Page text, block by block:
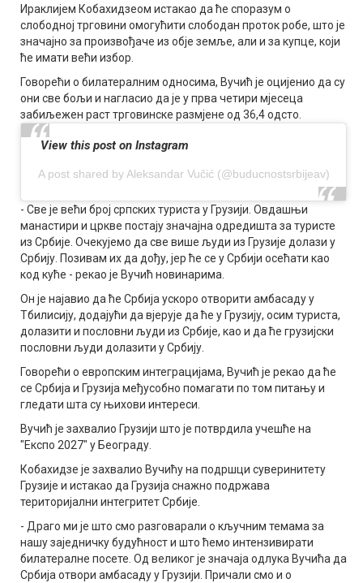
Ираклијем Кобахидзеом истакао да ће споразум о
слободној трговини омогућити слободан проток робе, што је
значајно за произвођаче из обје земље, али и за купце, који
ће имати већи избор.
Говорећи о билатералним односима, Вучић је оцијенио да су
они све бољи и нагласио да је у прва четири мјесеца
забиљежен раст трговинске размјене од 36,4 одсто.
View this post on Instagram
A post shared by Aleksandar Vučić (@buducnostsrbijeav)
- Све је већи број српских туриста у Грузији. Овдашњи
манастири и цркве постају значајна одредишта за туристе
из Србије. Очекујемо да све више људи из Грузије долази у
Србију. Позивам их да дођу, јер ће се у Србији осећати као
код куће - рекао је Вучић новинарима.
Он је најавио да ће Србија ускоро отворити амбасаду у
Тбилисију, додајући да вјерује да ће у Грузију, осим туриста,
долазити и пословни људи из Србије, као и да ће грузијски
пословни људи долазити у Србију.
Говорећи о европским интеграцијама, Вучић је рекао да ће
се Србија и Грузија међусобно помагати по том питању и
гледати шта су њихови интереси.
Вучић је захвалио Грузији што је потврдила учешће на
"Експо 2027" у Београду.
Кобахидзе је захвалио Вучићу на подршци суверинитету
Грузије и истакао да Грузија снажно подржава
територијални интегритет Србије.
- Драго ми је што смо разговарали о кључним темама за
нашу заједничку будућност и што ћемо интензивирати
билатералне посете. Од великог је значаја одлука Вучића да
Србија отвори амбасаду у Грузији. Причали смо и о